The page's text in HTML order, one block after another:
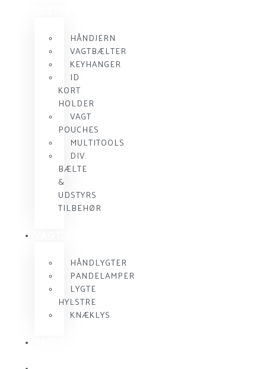
HÅNDJERN
VAGTBÆLTER
KEYHANGER
ID
KORT
HOLDER
VAGT
POUCHES
MULTITOOLS
DIV.
BÆLTE
&
UDSTYRS
TILBEHØR
HÅNDLYGTER
PANDELAMPER
LYGTE
HYLSTRE
KNÆKLYS